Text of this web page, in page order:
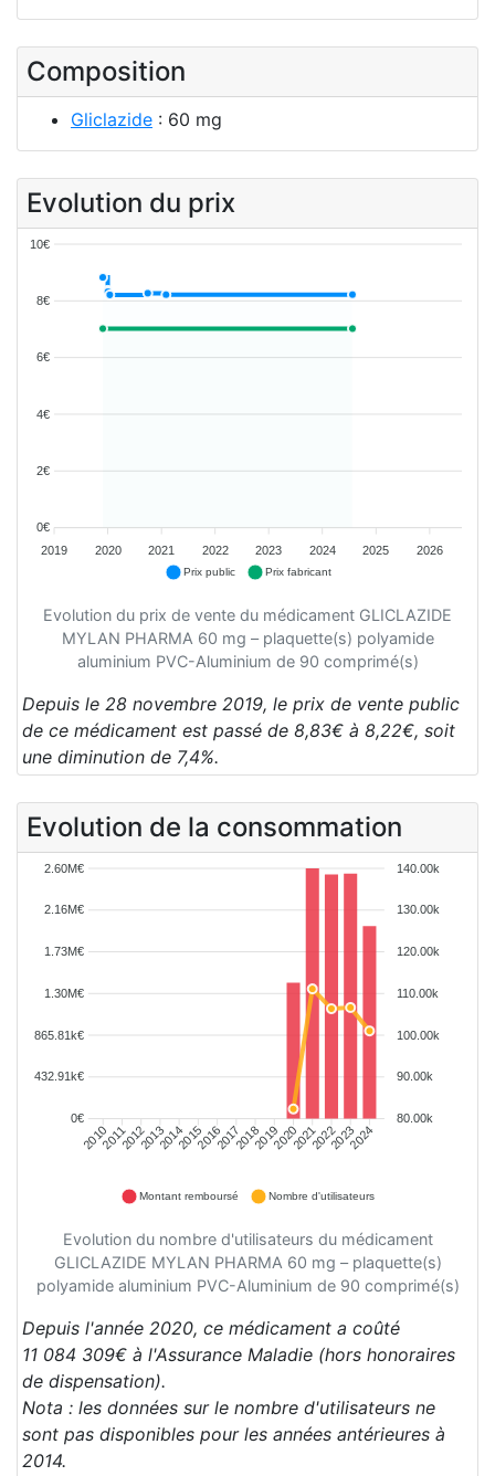
Composition
Gliclazide : 60 mg
Evolution du prix
10€
8€
6€
4€
2€
0€
2019
2020 2021 2022 2023 2024 2025 2026
Prix public Prix fabricant
Evolution du prix de vente du médicament GLICLAZIDE
MYLAN PHARMA 60 mg – plaquette(s) polyamide
aluminium PVC-Aluminium de 90 comprimé(s)
Depuis le 28 novembre 2019, le prix de vente public
de ce médicament est passé de 8,83€ à 8,22€, soit
une diminution de 7,4%.
Evolution de la consommation
201020112012201320142015201620172018201920202021202220232024
140.00k
130.00k
120.00k
110.00k
100.00k
90.00k
80.00k
2.60M€
2.16M€
1.73M€
1.30M€
865.81k€
432.91k€
0€
Montant remboursé Nombre d'utilisateurs
Evolution du nombre d'utilisateurs du médicament
GLICLAZIDE MYLAN PHARMA 60 mg – plaquette(s)
polyamide aluminium PVC-Aluminium de 90 comprimé(s)
Depuis l'année 2020, ce médicament a coûté
11 084 309€ à l'Assurance Maladie (hors honoraires
de dispensation).
Nota : les données sur le nombre d'utilisateurs ne
sont pas disponibles pour les années antérieures à
2014.